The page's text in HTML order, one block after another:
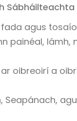
Sábháilteachta
agus
painéal,
oibreoirí a